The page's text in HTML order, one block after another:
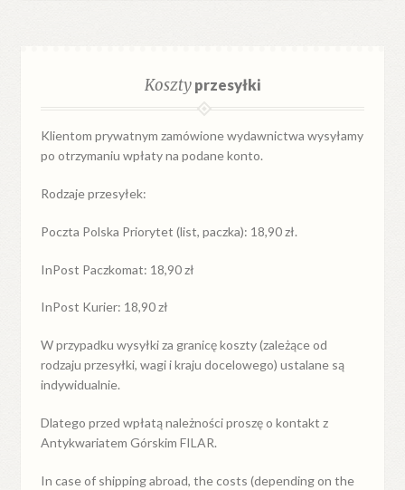
Kosztyprzesyłki
Klientom prywatnym zamówione wydawnictwa wysyłamy
po otrzymaniu wpłaty na podane konto.
Rodzaje przesyłek:
Poczta Polska Priorytet (list, paczka): 18,90 zł.
InPost Paczkomat: 18,90 zł
InPost Kurier: 18,90 zł
W przypadkuwysyłkiza granicękoszty (zależące od
rodzaju przesyłki, wagi i kraju docelowego) ustalane są
indywidualnie.
Dlatego przed wpłatą należności proszę o kontakt z
Antykwariatem Górskim FILAR.
In case of shipping abroad, the costs (depending on the